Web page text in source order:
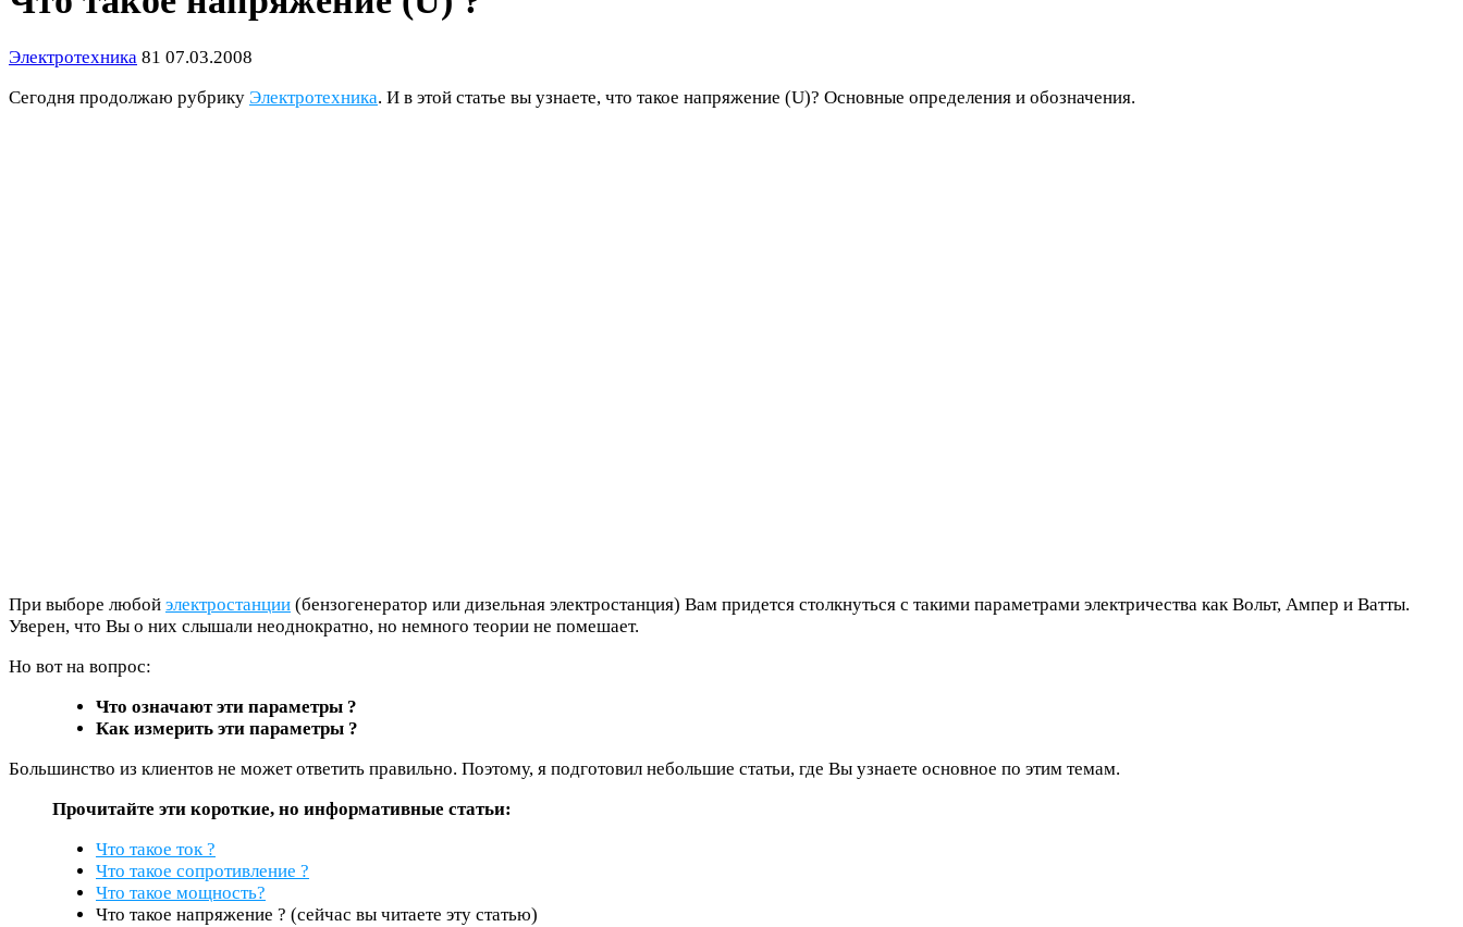
Электротехника 81 07.03.2008
Сегодня продолжаю рубрику Электротехника. И в этой статье вы узнаете, что такое напряжение (U)? Основные определения и обозначения.
При выборе любой электростанции (бензогенератор или дизельная электростанция) Вам придется столкнуться с такими параметрами электричества как Вольт, Ампер и Ватты.
Уверен, что Вы о них слышали неоднократно, но немного теории не помешает.
Но вот на вопрос:
Что означают эти параметры ?
Как измерить эти параметры ?
Большинство из клиентов не может ответить правильно. Поэтому, я подготовил небольшие статьи, где Вы узнаете основное по этим темам.
Прочитайте эти короткие, но информативные статьи:
Что такое ток ?
Что такое сопротивление ?
Что такое мощность?
Что такое напряжение ? (сейчас вы читаете эту статью)